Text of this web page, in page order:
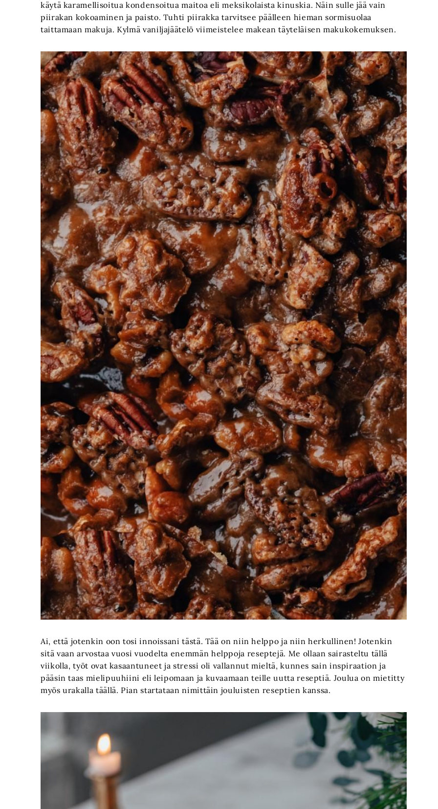
käytä karamellisoitua kondensoitua maitoa eli meksikolaista kinuskia. Näin sulle jää vain
piirakan kokoaminen ja paisto. Tuhti piirakka tarvitsee päälleen hieman sormisuolaa
taittamaan makuja. Kylmä vaniljajäätelö viimeistelee makean täyteläisen makukokemuksen.
Ai, että jotenkin oon tosi innoissani tästä. Tää on niin helppo ja niin herkullinen! Jotenkin
sitä vaan arvostaa vuosi vuodelta enemmän helppoja reseptejä. Me ollaan sairasteltu tällä
viikolla, työt ovat kasaantuneet ja stressi oli vallannut mieltä, kunnes sain inspiraation ja
pääsin taas mielipuuhiini eli leipomaan ja kuvaamaan teille uutta reseptiä. Joulua on mietitty
myös urakalla täällä. Pian startataan nimittäin jouluisten reseptien kanssa.